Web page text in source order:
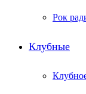
Рок
Клубные